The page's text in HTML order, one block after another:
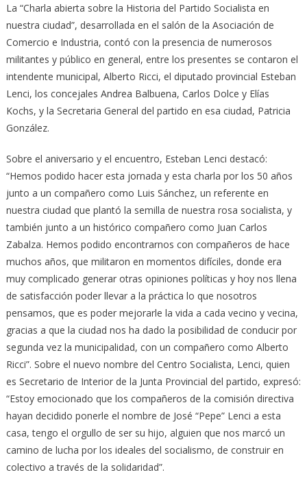
La “Charla abierta sobre la Historia del Partido Socialista en
nuestra ciudad”, desarrollada en el salón de la Asociación de
Comercio e Industria, contó con la presencia de numerosos
militantes y público en general, entre los presentes se contaron el
intendente municipal, Alberto Ricci, el diputado provincial Esteban
Lenci, los concejales Andrea Balbuena, Carlos Dolce y Elías
Kochs, y la Secretaria General del partido en esa ciudad, Patricia
González.
Sobre el aniversario y el encuentro, Esteban Lenci destacó:
“Hemos podido hacer esta jornada y esta charla por los 50 años
junto a un compañero como Luis Sánchez, un referente en
nuestra ciudad que plantó la semilla de nuestra rosa socialista, y
también junto a un histórico compañero como Juan Carlos
Zabalza. Hemos podido encontrarnos con compañeros de hace
muchos años, que militaron en momentos difíciles, donde era
muy complicado generar otras opiniones políticas y hoy nos llena
de satisfacción poder llevar a la práctica lo que nosotros
pensamos, que es poder mejorarle la vida a cada vecino y vecina,
gracias a que la ciudad nos ha dado la posibilidad de conducir por
segunda vez la municipalidad, con un compañero como Alberto
Ricci”. Sobre el nuevo nombre del Centro Socialista, Lenci, quien
es Secretario de Interior de la Junta Provincial del partido, expresó:
“Estoy emocionado que los compañeros de la comisión directiva
hayan decidido ponerle el nombre de José “Pepe” Lenci a esta
casa, tengo el orgullo de ser su hijo, alguien que nos marcó un
camino de lucha por los ideales del socialismo, de construir en
colectivo a través de la solidaridad”.